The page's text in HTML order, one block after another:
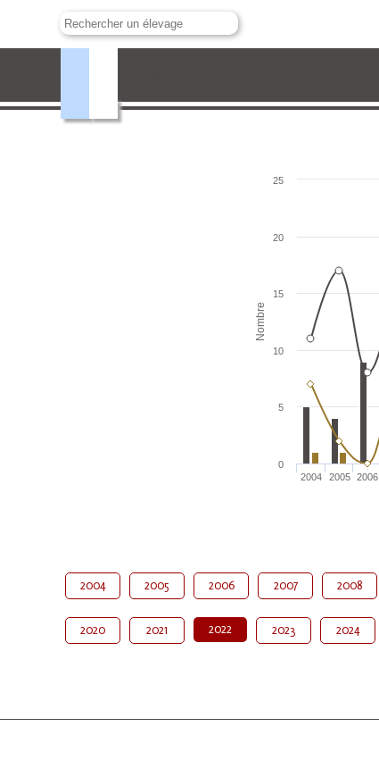
Nombre
2004 2005 2006
0
5
10
15
20
25
2004 2005 2006 2007 2008
2020 2021 2022 2023 2024